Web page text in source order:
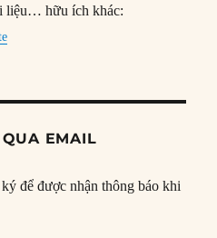
liệu… hữu ích khác:
EMAIL
để được nhận thông báo khi